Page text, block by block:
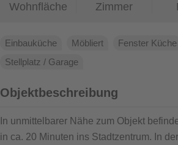
Wohnfläche Zimmer
Einbauküche Möbliert Fenster Küche
Stellplatz / Garage
Objektbeschreibung
In unmittelbarer Nähe zum Objekt
in ca. 20 Minuten ins Stadtzentrum. In